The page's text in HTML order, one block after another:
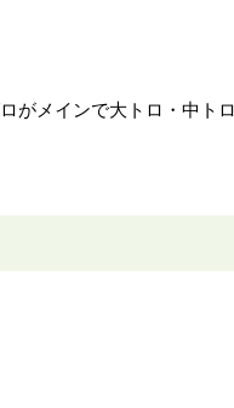
がメインで大トロ・中ト